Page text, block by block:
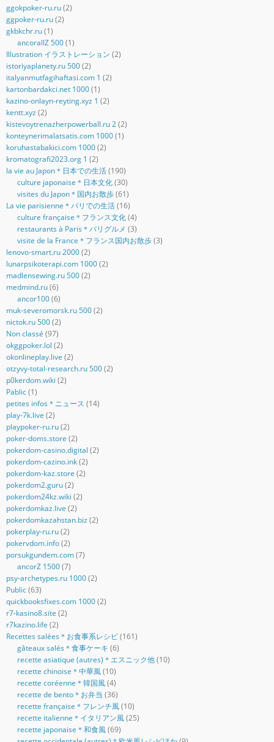
ggokpoker-ru.ru(2)
ggpoker-ru.ru(2)
gkbkchr.ru(1)
ancorallZ 500(1)
Illustration イラストレーション (2)
istoriyaplanety.ru 500(2)
italyanmutfagihaftasi.com 1 (2)
kartonbardakci.net 1000(1)
kazino-onlayn-reyting.xyz 1 (2)
kentt.xyz (2)
kistevoytrenazherpowerball.ru 2(2)
konteynerimalatsatis.com 1000(1)
koruhastabakici.com 1000(2)
kromatografi2023.org 1 (2)
la vie au Japon＊日本での生活(190)
culture japonaise＊日本文化(30)
visites du Japon＊国内お散歩(61)
La vie parisienne＊パリでの生活(16)
culture française＊フランス文化(4)
restaurants à Paris＊パリグルメ (3)
visite de la France＊フランス国内お散歩(3)
lenovo-smart.ru 2000(2)
lunarpsikoterapi.com 1000(2)
madlensewing.ru 500(2)
medmind.ru(6)
ancor100(6)
muk-severomorsk.ru 500(2)
nictok.ru 500(2)
Non classé (97)
okggpoker.lol (2)
okonlineplay.live (2)
otzyvy-total-research.ru 500(2)
p0kerdom.wiki (2)
Pablic(1)
petites infos＊ニュース (14)
play-7k.live (2)
playpoker-ru.ru(2)
poker-doms.store (2)
pokerdom-casino.digital (2)
pokerdom-cazino.ink(2)
pokerdom-kaz.store (2)
pokerdom2.guru(2)
pokerdom24kz.wiki (2)
pokerdomkaz.live (2)
pokerdomkazahstan.biz (2)
pokerplay-ru.ru(2)
pokervdom.info(2)
porsukgundem.com(7)
ancorZ 1500(7)
psy-archetypes.ru 1000(2)
Public(63)
quickbooksfixes.com 1000(2)
r7-kasino8.site (2)
r7kazino.life (2)
Recettes salées＊お食事系レシピ(161)
gâteaux salés＊食事ケーキ (6)
recette asiatique (autres)＊エスニック他(10)
recette chinoise＊中華風(10)
recette coréenne＊韓国風(4)
recette de bento＊お弁当 (36)
recette française＊フレンチ風(10)
recette italienne＊イタリアン風(25)
recette japonaise＊和食風(69)